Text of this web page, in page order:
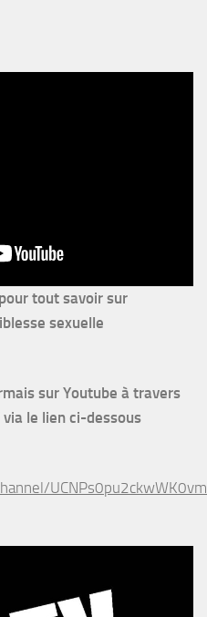
tout savoir sur
sexuelle
sur Youtube à travers
le lien ci-dessous